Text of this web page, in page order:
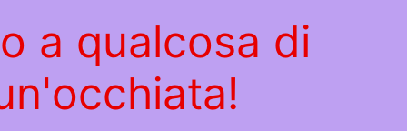
a qualcosa di